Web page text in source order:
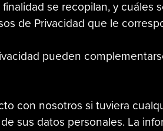
se recopilan, y cuáles
de Privacidad que le
pueden
con nosotros si tuviera
sus datos personales. La